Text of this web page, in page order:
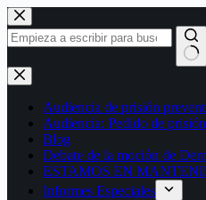
Saltar
al
contenido
Sin
resultados
Audiencia de prisión
Audiencia: Pedido de
Blog
Debate de la moción de
ESTAMOS EN
Informes Especiales